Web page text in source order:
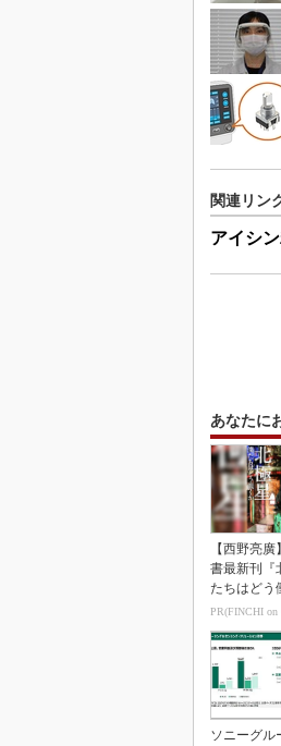
関連リン
アイシ
あなたに
【西野亮
書最新刊
たちはどう
PR(FINCHI on
ソニーグル